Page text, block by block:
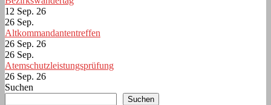
12 Sep. 26
26 Sep.
Altkommandantentreffen
26 Sep. 26
26 Sep.
Atemschutzleistungsprüfung
26 Sep. 26
Suchen
Suchen